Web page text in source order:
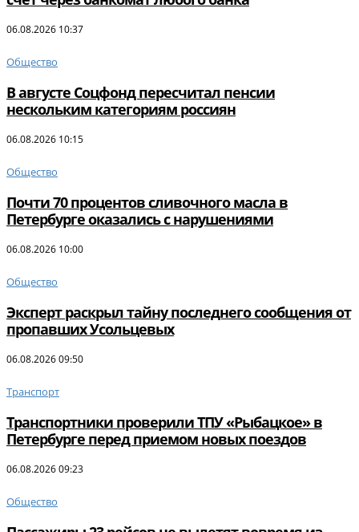
06.08.2026 10:37
Общество
В августе Соцфонд пересчитал пенсии
нескольким категориям россиян
06.08.2026 10:15
Общество
Почти 70 процентов сливочного масла в
Петербурге оказались с нарушениями
06.08.2026 10:00
Общество
Эксперт раскрыл тайну последнего сообщения от
пропавших Усольцевых
06.08.2026 09:50
Транспорт
Транспортники проверили ТПУ «Рыбацкое» в
Петербурге перед приемом новых поездов
06.08.2026 09:23
Общество